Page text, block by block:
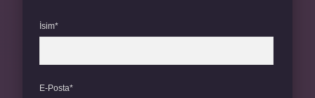
İsim*
E-Posta*